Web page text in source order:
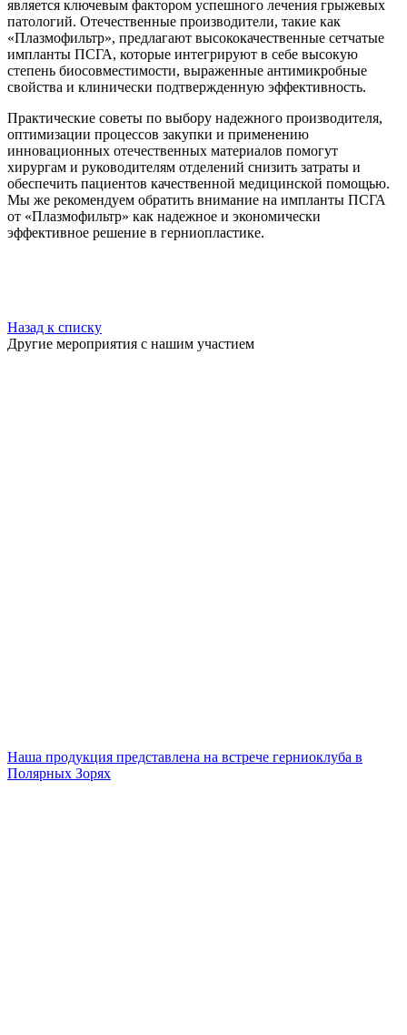
является ключевым фактором успешного лечения грыжевых
патологий. Отечественные производители, такие как
«Плазмофильтр», предлагают высококачественные сетчатые
импланты ПСГА, которые интегрируют в себе высокую
степень биосовместимости, выраженные антимикробные
свойства и клинически подтвержденную эффективность.
Практические советы по выбору надежного производителя,
оптимизации процессов закупки и применению
инновационных отечественных материалов помогут
хирургам и руководителям отделений снизить затраты и
обеспечить пациентов качественной медицинской помощью.
Мы же рекомендуем обратить внимание на импланты ПСГА
от «Плазмофильтр» как надежное и экономически
эффективное решение в герниопластике.
Назад к списку
Другие мероприятия с нашим участием
Наша продукция представлена на встрече герниоклуба в
Полярных Зорях